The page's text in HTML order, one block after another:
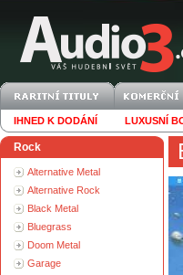
IHNED K DODÁNÍ LUXUSNÍ
Rock
Alternative Metal
Alternative Rock
Black Metal
Bluegrass
Doom Metal
Garage